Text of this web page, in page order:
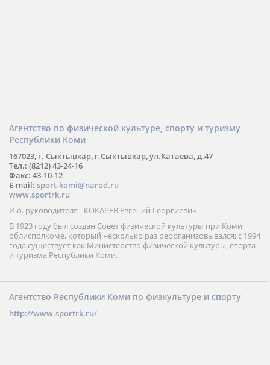
Агентство по физической культуре, спорту и туризму
Республики Коми
167023, г. Сыктывкар, г.Сыктывкар, ул.Катаева, д.47
Тел.: (8212) 43-24-16
Факс: 43-10-12
E-mail: sport-komi@narod.ru
www.sportrk.ru
И.о. руководителя - КОКАРЕВ Евгений Георгиевич
В 1923 году был создан Совет физической культуры при Коми
облисполкоме, который несколько раз реорганизовывался; с 1994
года существует как Министерство физической культуры, спорта
и туризма Республики Коми.
Агентство Республики Коми по физкультуре и спорту
http://www.sportrk.ru/